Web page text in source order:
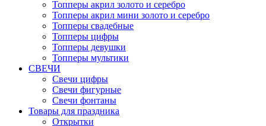
Топперы акрил золото и серебро
Топперы акрил мини золото и серебро
Топперы свадебные
Топперы цифры
Топперы девушки
Топперы мультики
СВЕЧИ
Свечи цифры
Свечи фигурные
Свечи фонтаны
Товары для праздника
Открытки